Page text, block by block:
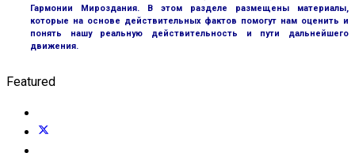
Гармонии Мироздания. В этом разделе размещены материалы,
которые на основе действительных фактов помогут нам оценить и
понять нашу реальную действительность и пути дальнейшего
движения.
Featured